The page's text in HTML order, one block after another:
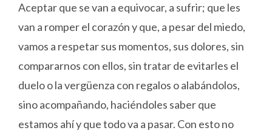
Aceptar que se van a equivocar, a sufrir; que les
van a romper el corazón y que, a pesar del miedo,
vamos a respetar sus momentos, sus dolores, sin
compararnos con ellos, sin tratar de evitarles el
duelo o la vergüenza con regalos o alabándolos,
sino acompañando, haciéndoles saber que
estamos ahí y que todo va a pasar. Con esto no